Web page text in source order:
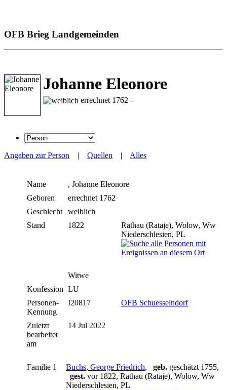
OFB Brieg Landgemeinden
Johanne Eleonore
errechnet 1762 -
Angaben zur Person | Quellen | Alles
Name , Johanne Eleonore
Geboren
errechnet 1762
Geschlecht
weiblich
Stand
1822
Rathau (Rataje), Wolow, Ww
Niederschlesien, PL
Witwe
Konfession LU
Personen-
Kennung
I20817 OFB Schuesselndorf
Zuletzt
bearbeitet
am
14 Jul 2022
Familie 1 Buchs, George Friedrich, geb. geschätzt 1755,
gest. vor 1822, Rathau (Rataje), Wolow, Ww
Niederschlesien, PL